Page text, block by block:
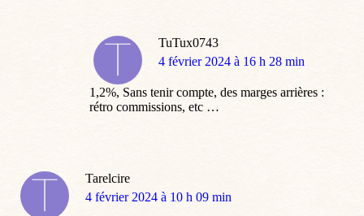
TuTux0743
dit
4 février 2024 à 16 h 28 min
1,2%, Sans tenir compte, des marges arrières :
rétro commissions, etc …
Tarelcire
dit
4 février 2024 à 10 h 09 min